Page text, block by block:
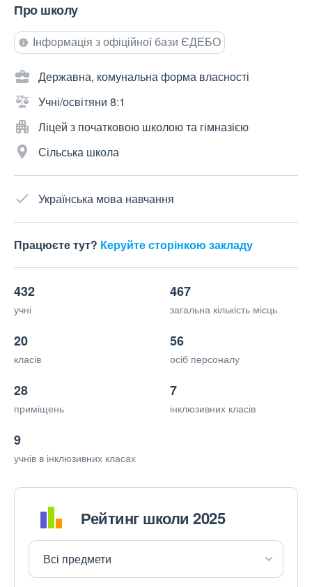
Про школу
Інформація з офіційної бази ЄДЕБО
Державна, комунальна форма власності
Учні/освітяни 8:1
Ліцей з початковою школою та гімназією
Сільська школа
Українська мова навчання
Працюєте тут? Керуйте сторінкою закладу
432
учні
467
загальна кількість місць
20
класів
56
осіб персоналу
28
приміщень
7
інклюзивних класів
9
учнів в інклюзивних класах
Рейтинг школи 2025